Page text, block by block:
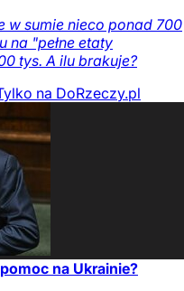
w sumie nieco ponad 700
na "pełne etaty
tys. A ilu brakuje?
na DoRzeczy.pl
na Ukrainie?